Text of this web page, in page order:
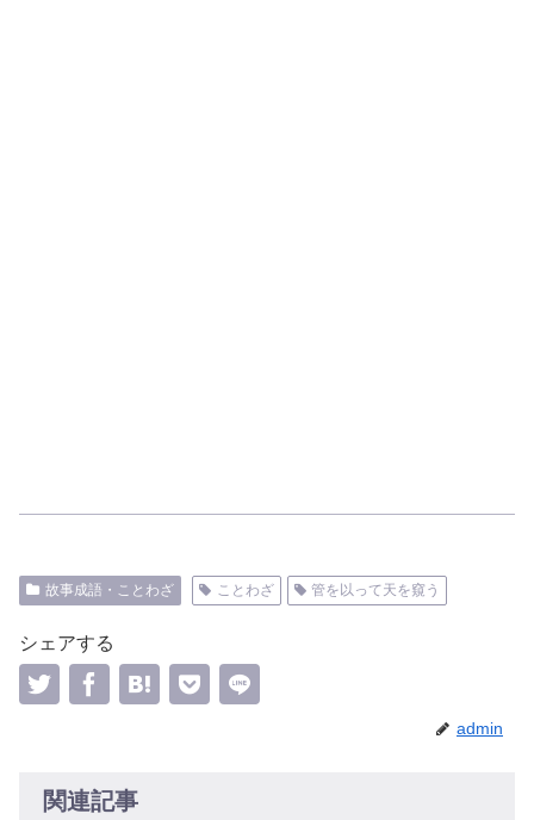
故事成語・ことわざ ことわざ 管を以って天を窺う
シェアする
admin
関連記事